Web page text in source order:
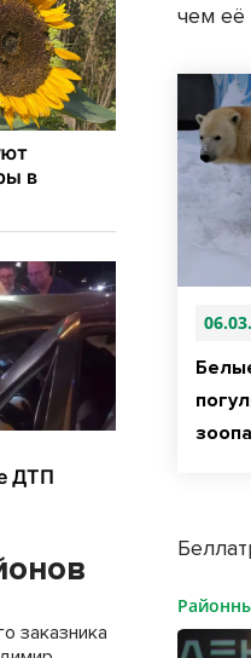
чем её
заказника